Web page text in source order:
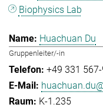
Biophysics Lab
Huachuan Du
Gruppenleiter/-in
+49 331
K-1.235